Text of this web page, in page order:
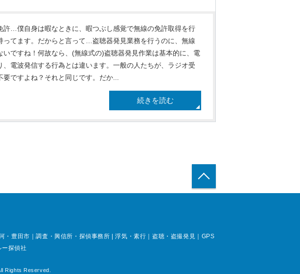
許…僕自身は暇なときに、暇つぶし感覚で無線の免許取得を行
ってます。だからと言って…盗聴器発見業務を行うのに、無線
ですね！何故なら、(無線式の)盗聴器発見作業は基本的に、電
電波発信する行為とは違います。一般の人たちが、ラジオ受
ですよね？それと同じです。だか...
続きを読む
豊田市｜調査・興信所・探偵事務所 | 浮気・素行｜盗聴・盗撮発見｜GPS
探偵社
Rights Reserved.